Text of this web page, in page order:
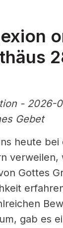
- 2026-
Gebet
heute bei
verweilen,
Gottes
gab es